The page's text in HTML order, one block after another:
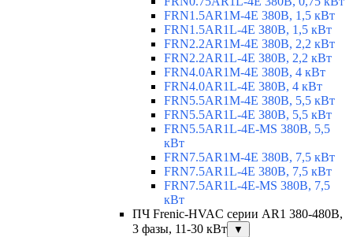
FRN1.5AR1M-4E 380В, 1,5 кВт
FRN1.5AR1L-4E 380В, 1,5 кВт
FRN2.2AR1M-4E 380В, 2,2 кВт
FRN2.2AR1L-4E 380В, 2,2 кВт
FRN4.0AR1M-4E 380В, 4 кВт
FRN4.0AR1L-4E 380В, 4 кВт
FRN5.5AR1M-4E 380В, 5,5 кВт
FRN5.5AR1L-4E 380В, 5,5 кВт
FRN5.5AR1L-4E-MS 380В, 5,5
кВт
FRN7.5AR1M-4E 380В, 7,5 кВт
FRN7.5AR1L-4E 380В, 7,5 кВт
FRN7.5AR1L-4E-MS 380В, 7,5
кВт
ПЧ Frenic-HVAC серии AR1 380-480В,
3 фазы, 11-30 кВт
▼